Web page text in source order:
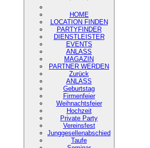
HOME
LOCATION FINDEN
PARTYFINDER
DIENSTLEISTER
EVENTS
ANLASS
MAGAZIN
PARTNER WERDEN
Zurück
ANLASS
Geburtstag
Firmenfeier
Weihnachtsfeier
Hochzeit
Private Party
Vereinsfest
Junggesellenabschied
Taufe